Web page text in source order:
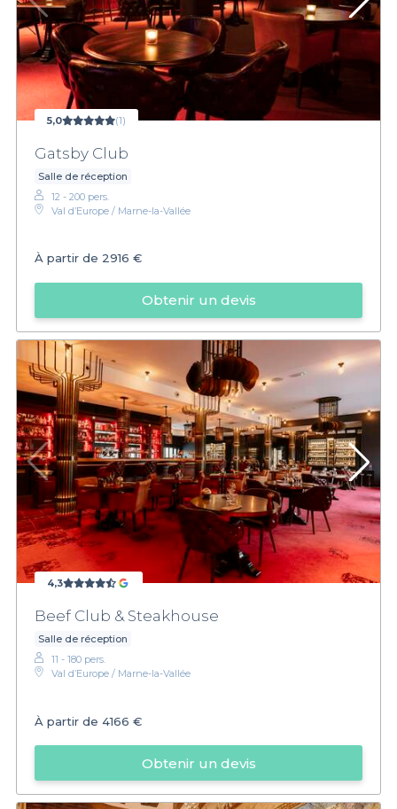
5,0 (1)
Gatsby Club
Salle de réception
12 - 200 pers.
Val d’Europe / Marne-la-Vallée
À partir de 2916 €
Obtenir un devis
4,3
Beef Club & Steakhouse
Salle de réception
11 - 180 pers.
Val d’Europe / Marne-la-Vallée
À partir de 4166 €
Obtenir un devis